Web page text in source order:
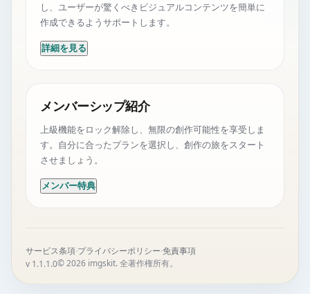
し、ユーザーが驚くべきビジュアルコンテンツを簡単に
作成できるようサポートします。
詳細を見る
メンバーシップ紹介
上級機能をロック解除し、無限の創作可能性を享受しま
す。自分に合ったプランを選択し、創作の旅をスタート
させましょう。
メンバー特典
サービス条項·プライバシーポリシー·免責事項
v 1.1.1.0© 2026 imgskit. 全著作権所有。